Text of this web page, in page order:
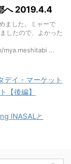
へ 2019.4.4
ました。ミャーで
したので、よかった
...
デイ・マーケット
【後編】
INASALと